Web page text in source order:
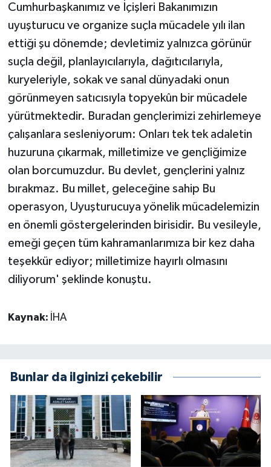
Cumhurbaşkanımız ve İçişleri Bakanımızın
uyuşturucu ve organize suçla mücadele yılı ilan
ettiği şu dönemde; devletimiz yalnızca görünür
suçla değil, planlayıcılarıyla, dağıtıcılarıyla,
kuryeleriyle, sokak ve sanal dünyadaki onun
görünmeyen satıcısıyla topyekûn bir mücadele
yürütmektedir. Buradan gençlerimizi zehirlemeye
çalışanlara sesleniyorum: Onları tek tek adaletin
huzuruna çıkarmak, milletimize ve gençliğimize
olan borcumuzdur. Bu devlet, gençlerini yalnız
bırakmaz. Bu millet, geleceğine sahip Bu
operasyon, Uyuşturucuya yönelik mücadelemizin
en önemli göstergelerinden birisidir. Bu vesileyle,
emeği geçen tüm kahramanlarımıza bir kez daha
teşekkür ediyor; milletimize hayırlı olmasını
diliyorum' şeklinde konuştu.
Kaynak: İHA
Bunlar da ilginizi çekebilir